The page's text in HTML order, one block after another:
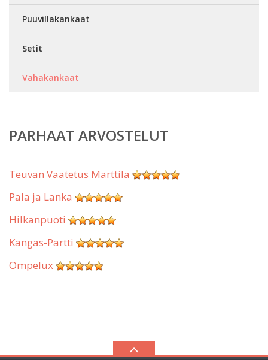
Puuvillakankaat
Setit
Vahakankaat
PARHAAT ARVOSTELUT
Teuvan Vaatetus Marttila
Pala ja Lanka
Hilkanpuoti
Kangas-Partti
Ompelux